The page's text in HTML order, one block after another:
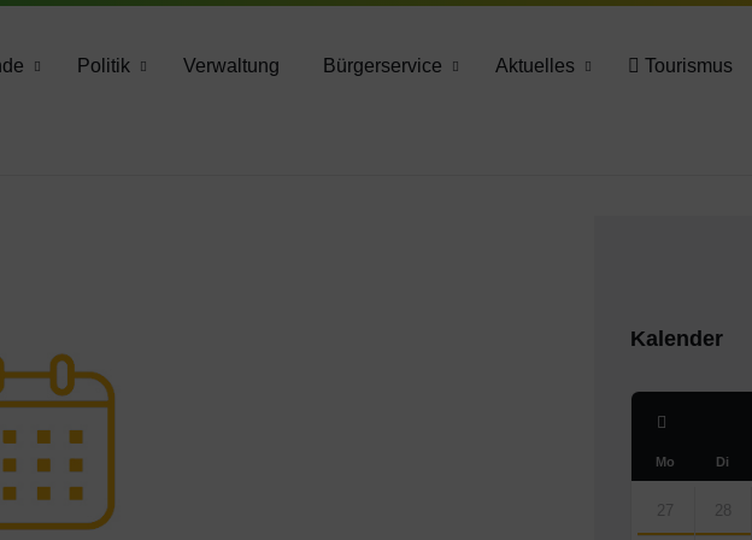
Politik Verwaltung Bürgerservice Aktuelles Tourismus
Kalender
Previous
Month
Mo Di
calendar
days
27 28